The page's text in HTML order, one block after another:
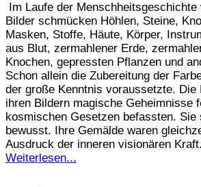
Im Laufe der
Bilder schmücken Höhlen, Steine,
Masken, Stoffe, Häute, Körper,
aus Blut, zermahlener Erde,
Knochen, gepressten Pflanzen und
Schon allein die Zubereitung der
der große Kenntnis voraussetzte.
ihren Bildern magische Geheimnisse
kosmischen Gesetzen befassten.
bewusst. Ihre Gemälde waren
Ausdruck der inneren visionären Kraft.
Weiterlesen...